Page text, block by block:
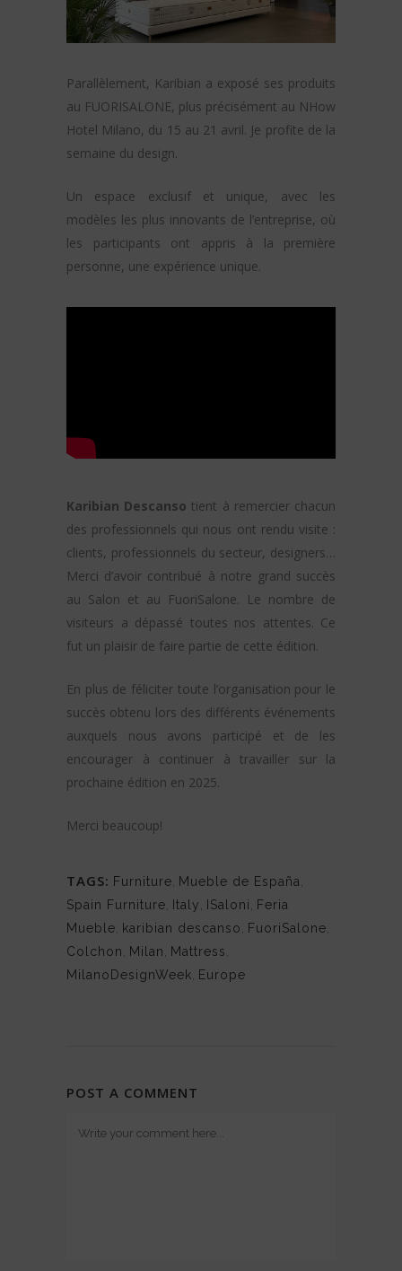
Parallèlement, Karibian a exposé ses produits
au FUORISALONE, plus précisément au NHow
Hotel Milano, du 15 au 21 avril. Je profite de la
semaine du design.
Un espace exclusif et unique, avec les
modèles les plus innovants de l’entreprise, où
les participants ont appris à la première
personne, une expérience unique.
Karibian Descanso tient à remercier chacun
des professionnels qui nous ont rendu visite :
clients, professionnels du secteur, designers…
Merci d’avoir contribué à notre grand succès
au Salon et au FuoriSalone. Le nombre de
visiteurs a dépassé toutes nos attentes. Ce
fut un plaisir de faire partie de cette édition.
En plus de féliciter toute l’organisation pour le
succès obtenu lors des différents événements
auxquels nous avons participé et de les
encourager à continuer à travailler sur la
prochaine édition en 2025.
Merci beaucoup!
TAGS: Furniture Mueble de España
Spain Furniture Italy ISaloni
Feria
Mueble karibian descanso FuoriSalone
Colchon
Milan Mattress
MilanoDesignWeek Europe
POST A COMMENT